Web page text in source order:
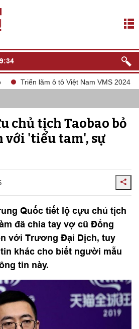
Triển lãm ô tô Việt Nam VMS 2024
chủ tịch Taobao bỏ
với 'tiểu tam', sự
Quốc tiết lộ cựu chủ tịch
đã chia tay vợ cũ Đổng
với Trương Đại Dịch, tuy
khác cho biết người mẫu
tin này.